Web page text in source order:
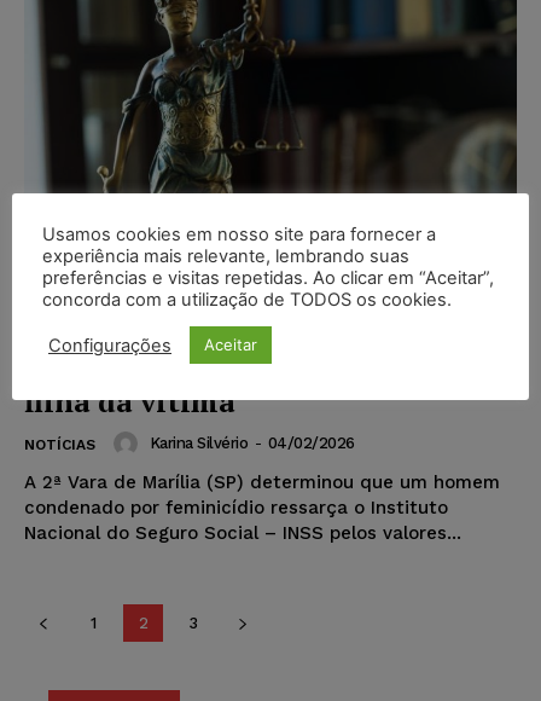
Condenado por feminicídio deve
ressarcir INSS por pensão paga à
filha da vítima
NOTÍCIAS Karina Silvério - 04/02/2026
A 2ª Vara de Marília (SP) determinou que um homem
condenado por feminicídio ressarça o Instituto
Nacional do Seguro Social – INSS pelos valores...
1 2 3
Usamos cookies em nosso site para fornecer a
experiência mais relevante, lembrando suas
preferências e visitas repetidas. Ao clicar em “Aceitar”,
concorda com a utilização de TODOS os cookies.
Configurações Aceitar